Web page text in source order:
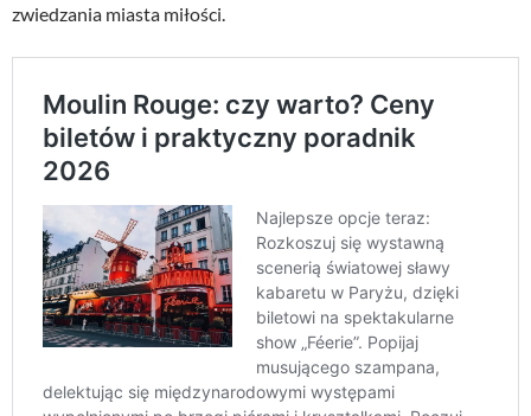
zwiedzania miasta miłości.